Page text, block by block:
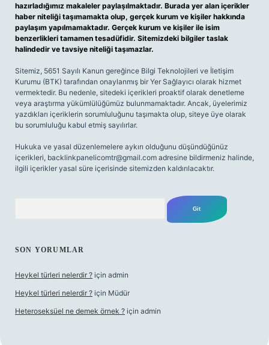
hazırladığımız makaleler paylaşılmaktadır. Burada yer alan içerikler
haber niteliği taşımamakta olup, gerçek kurum ve kişiler hakkında
paylaşım yapılmamaktadır. Gerçek kurum ve kişiler ile isim
benzerlikleri tamamen tesadüfidir. Sitemizdeki bilgiler taslak
halindedir ve tavsiye niteliği taşımazlar.
Sitemiz, 5651 Sayılı Kanun gereğince Bilgi Teknolojileri ve İletişim
Kurumu (BTK) tarafından onaylanmış bir Yer Sağlayıcı olarak hizmet
vermektedir. Bu nedenle, sitedeki içerikleri proaktif olarak denetleme
veya araştırma yükümlülüğümüz bulunmamaktadır. Ancak, üyelerimiz
yazdıkları içeriklerin sorumluluğunu taşımakta olup, siteye üye olarak
bu sorumluluğu kabul etmiş sayılırlar.
Hukuka ve yasal düzenlemelere aykırı olduğunu düşündüğünüz
içerikleri, backlinkpanelicomtr@gmail.com adresine bildirmeniz halinde,
ilgili içerikler yasal süre içerisinde sitemizden kaldırılacaktır.
SON YORUMLAR
Heykel türleri nelerdir ? için admin
Heykel türleri nelerdir ? için Müdür
Heteroseksüel ne demek örnek ? için admin